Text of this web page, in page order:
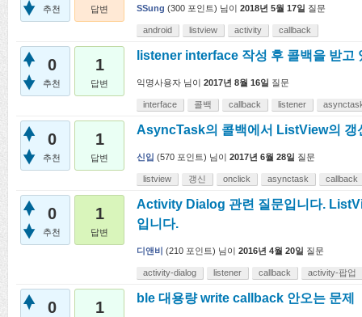
추천 답변 SSung (300 포인트) 님이 2018년 5월 17일 질문
android listview activity callback
0
추천
1
답변
listener interface 작성 후 콜백을 받고
익명사용자 님이 2017년 8월 16일 질문
interface 콜백 callback listener
0
추천
1
답변
AsyncTask의 콜백에서 ListView의 갱
신입 (570 포인트) 님이 2017년 6월 28일 질문
listview 갱신 onclick asynctask callback
0
추천
1
답변
Activity Dialog 관련 질문입니다.
입니다.
디앤비 (210 포인트) 님이 2016년 4월 20일 질문
activity-dialog listener callback activity-팝업
0 1
ble 대용량 write callback 안오는 문제